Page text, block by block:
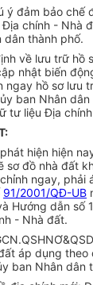
ý đảm bảo chế
chính - Nhà
dân thành phố.
về lưu trữ hồ
nhật biến
ngay hồ sơ lưu
ban Nhân
tư liệu Địa
hiện hiện
sơ đồ nhà đất
ngay, phải
91/2001/QĐ-UB
Hướng dẫn số
- Nhà đất.
áp dụng
ban Nhân dân